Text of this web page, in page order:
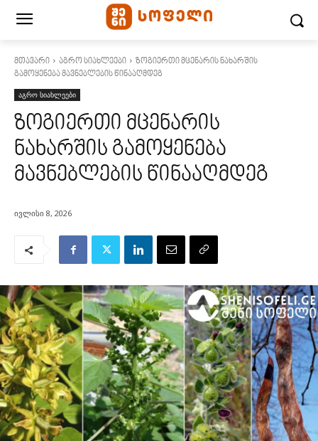
მთავარი აგრო სიახლეები
ზოგიერთი მცენარის ნახარშის
გამოყენება მავნებლების წინააღმდეგ
აგრო სიახლეები
ზოგიერთი მცენარის
ნახარშის გამოყენება
მავნებლების წინააღმდეგ
ივლისი 8, 2026